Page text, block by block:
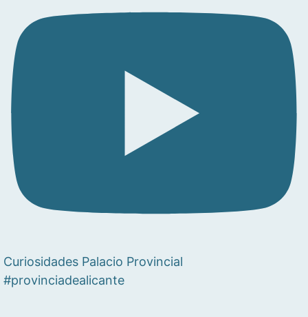
Curiosidades Palacio Provincial
#provinciadealicante